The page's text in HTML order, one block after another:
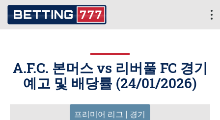
A.F.C. 본머스 vs 리버풀 FC 경기
예고 및 배당률 (24/01/2026)
프리미어 리그 | 경기